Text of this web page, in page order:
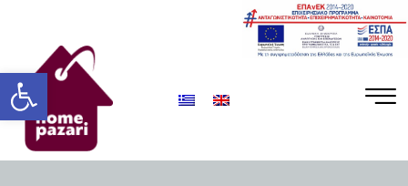
Ανοίξτε τη γραμμή εργαλείων